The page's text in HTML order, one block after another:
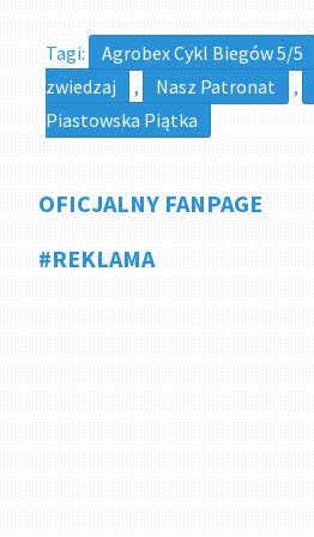
Tagi: Agrobex Cykl Biegów 5/5
zwiedzaj
, Nasz Patronat ,
Piastowska Piątka
OFICJALNY FANPAGE
#REKLAMA